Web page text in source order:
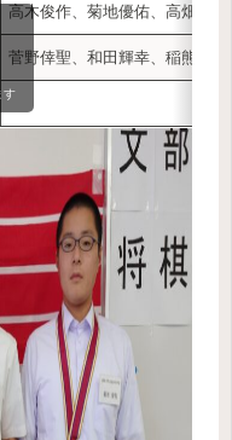
高木俊作、菊地優佑、高畑諒馬
菅野倖聖、和田輝幸、稲熊航來
す